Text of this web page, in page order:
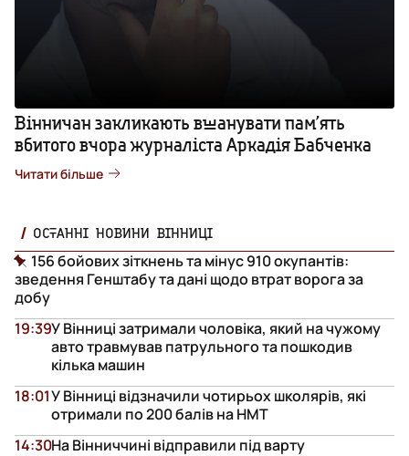
Вінничан закликають вшанувати пам’ять
вбитого вчора журналіста Аркадія Бабченка
Читати більше
ОСТАННІ НОВИНИ ВІННИЦІ
156 бойових зіткнень та мінус 910 окупантів:
зведення Генштабу та дані щодо втрат ворога за
добу
У Вінниці затримали чоловіка, який на чужому
авто травмував патрульного та пошкодив
кілька машин
19:39
У Вінниці відзначили чотирьох школярів, які
отримали по 200 балів на НМТ
18:01
На Вінниччині відправили під варту
14:30